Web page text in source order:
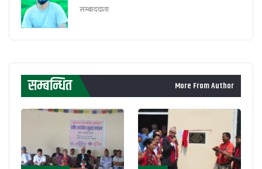
सम्बाददाता
सम्बन्धित More From Author